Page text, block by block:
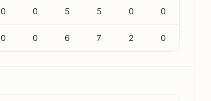
0 0 5 5 0 0
0 0 6 7 2 0